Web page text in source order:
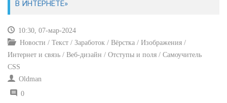
РЕМОНТ И СОВЕТЫ
ИНТЕРНЕТ И СВЯЗЬ
В ИНТЕРНЕТЕ»
10:30, 07-мар-2024
Новости / Текст / Заработок / Вёрстка / Изображения /
Интернет и связь / Веб-дизайн / Отступы и поля / Самоучитель
CSS
Oldman
0